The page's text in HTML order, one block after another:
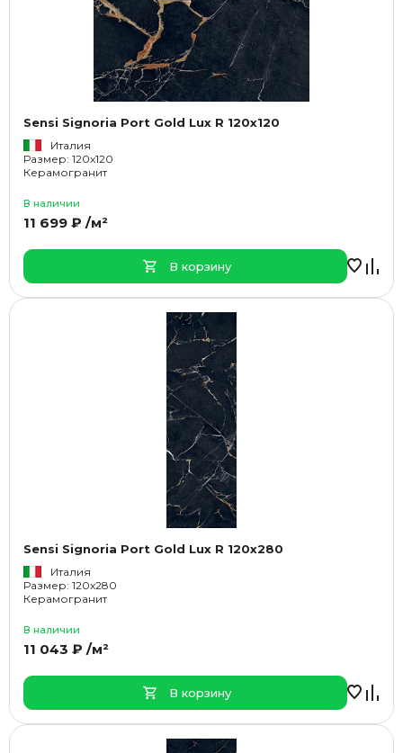
Sensi Signoria Port Gold Lux R 120x120
Италия
Размер: 120x120
Керамогранит
В наличии
11 699 ₽ /м²
В корзину
Sensi Signoria Port Gold Lux R 120x280
Италия
Размер: 120x280
Керамогранит
В наличии
11 043 ₽ /м²
В корзину